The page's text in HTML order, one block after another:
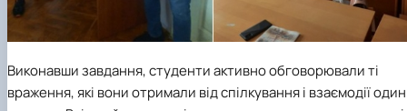
Виконавши завдання, студенти активно обговорювали ті
враження, які вони отримали від спілкування і взаємодії один